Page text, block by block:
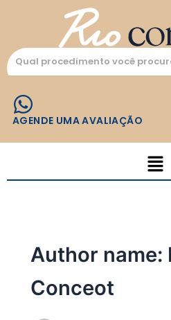
conteúdo
AGENDE UMA AVALIAÇÃO
Author name:
Conceot